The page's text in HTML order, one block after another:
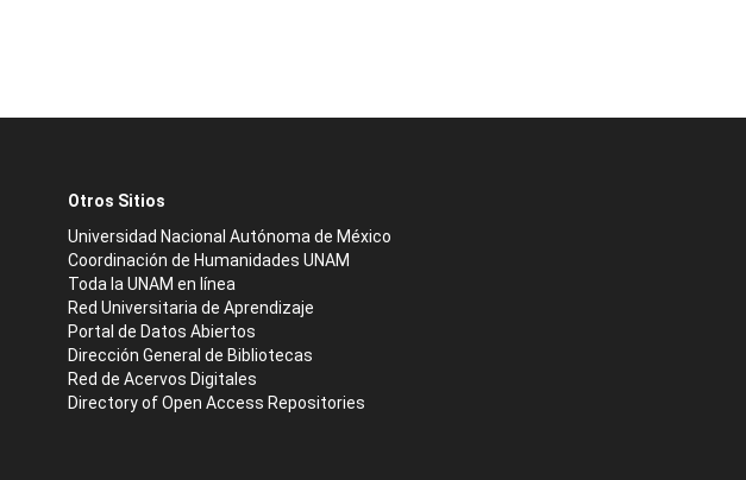
Otros Sitios
Universidad Nacional Autónoma de México
Coordinación de Humanidades UNAM
Toda la UNAM en línea
Red Universitaria de Aprendizaje
Portal de Datos Abiertos
Dirección General de Bibliotecas
Red de Acervos Digitales
Directory of Open Access Repositories